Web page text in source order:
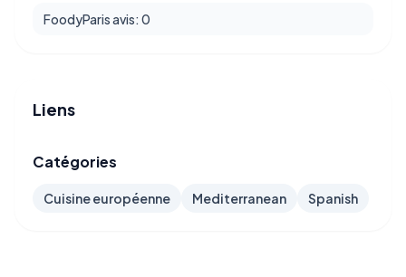
FoodyParis avis: 0
Liens
Catégories
Cuisine européenne Mediterranean Spanish